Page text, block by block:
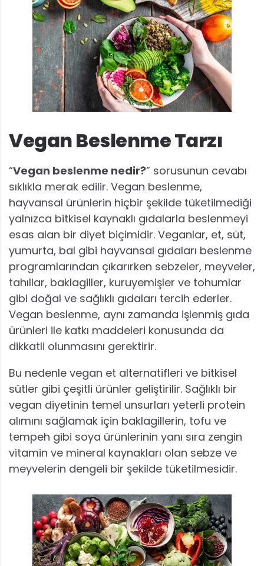
Vegan Beslenme Tarzı
“Vegan beslenme nedir?” sorusunun cevabı
sıklıkla merak edilir. Vegan beslenme,
hayvansal ürünlerin hiçbir şekilde tüketilmediği
yalnızca bitkisel kaynaklı gıdalarla beslenmeyi
esas alan bir diyet biçimidir. Veganlar, et, süt,
yumurta, bal gibi hayvansal gıdaları beslenme
programlarından çıkarırken sebzeler, meyveler,
tahıllar, baklagiller, kuruyemişler ve tohumlar
gibi doğal ve sağlıklı gıdaları tercih ederler.
Vegan beslenme, aynı zamanda işlenmiş gıda
ürünleri ile katkı maddeleri konusunda da
dikkatli olunmasını gerektirir.
Bu nedenle vegan et alternatifleri ve bitkisel
sütler gibi çeşitli ürünler geliştirilir. Sağlıklı bir
vegan diyetinin temel unsurları yeterli protein
alımını sağlamak için baklagillerin, tofu ve
tempeh gibi soya ürünlerinin yanı sıra zengin
vitamin ve mineral kaynakları olan sebze ve
meyvelerin dengeli bir şekilde tüketilmesidir.